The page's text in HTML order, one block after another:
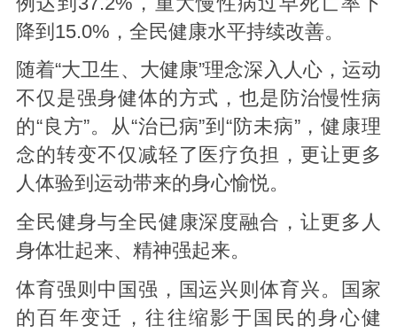
降到15.0%，全民健康水平持续改善。
随着“大卫生、大健康”理念深入人心，运动
不仅是强身健体的方式，也是防治慢性病
的“良方”。从“治已病”到“防未病”，健康理
念的转变不仅减轻了医疗负担，更让更多
人体验到运动带来的身心愉悦。
全民健身与全民健康深度融合，让更多人
身体壮起来、精神强起来。
体育强则中国强，国运兴则体育兴。国家
的百年变迁，往往缩影于国民的身心健